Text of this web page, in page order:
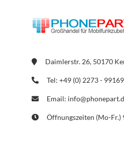
Daimlerstr. 26, 50170
Tel: +49 (0) 2273 -
Email:
Öffnungszeiten (Mo-Fr.)